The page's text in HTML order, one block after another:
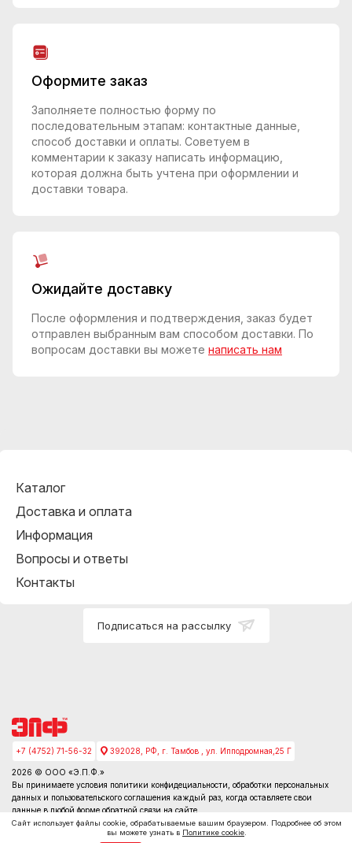
Оформите заказ
Заполняете полностью форму по
последовательным этапам: контактные данные,
способ доставки и оплаты. Советуем в
комментарии к заказу написать информацию,
которая должна быть учтена при оформлении и
доставки товара.
Ожидайте доставку
После оформления и подтверждения, заказ будет
отправлен выбранным вам способом доставки. По
вопросам доставки вы можете написать нам
Каталог
Доставка и оплата
Информация
Вопросы и ответы
Контакты
Подписаться на рассылку
+7 (4752) 71-56-32 392028, РФ, г. Тамбов , ул. Ипподромная,25 Г
2026 © ООО «Э.П.Ф.»
Вы принимаете условия политики конфидециальности , обработки персональных
данных и пользовательского соглашения каждый раз, когда оставляете свои
данные в любой форме обратной связи на сайте
Сайт использует файлы cookie, обрабатываемые вашим браузером. Подробнее об этом
вы можете узнать в Политике cookie